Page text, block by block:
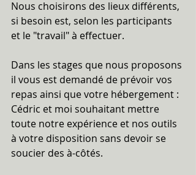
Nous choisirons des lieux différents,
si besoin est, selon les participants
et le "travail" à effectuer.
Dans les stages que nous proposons
il vous est demandé de prévoir vos
repas ainsi que votre hébergement :
Cédric et moi souhaitant mettre
toute notre expérience et nos outils
à votre disposition sans devoir se
soucier des à-côtés.